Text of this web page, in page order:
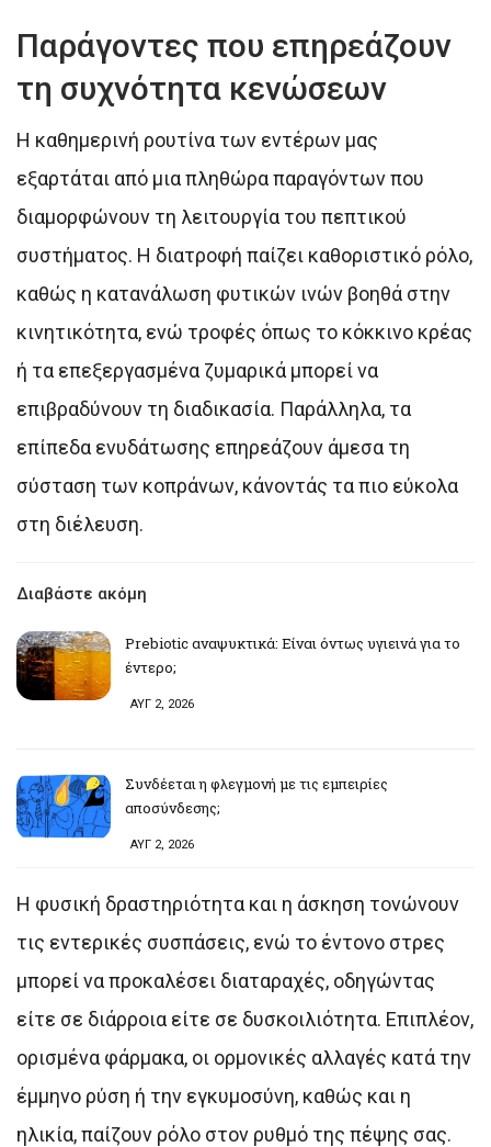
Παράγοντες που επηρεάζουν
τη συχνότητα κενώσεων
Η καθημερινή ρουτίνα των εντέρων μας
εξαρτάται από μια πληθώρα παραγόντων που
διαμορφώνουν τη λειτουργία του πεπτικού
συστήματος. Η διατροφή παίζει καθοριστικό ρόλο,
καθώς η κατανάλωση φυτικών ινών βοηθά στην
κινητικότητα, ενώ τροφές όπως το κόκκινο κρέας
ή τα επεξεργασμένα ζυμαρικά μπορεί να
επιβραδύνουν τη διαδικασία. Παράλληλα, τα
επίπεδα ενυδάτωσης επηρεάζουν άμεσα τη
σύσταση των κοπράνων, κάνοντάς τα πιο εύκολα
στη διέλευση.
Διαβάστε ακόμη
Prebiotic αναψυκτικά: Είναι όντως υγιεινά για το
έντερο;
ΑΥΓ 2, 2026
Συνδέεται η φλεγμονή με τις εμπειρίες
αποσύνδεσης;
ΑΥΓ 2, 2026
Η φυσική δραστηριότητα και η άσκηση τονώνουν
τις εντερικές συσπάσεις, ενώ το έντονο στρες
μπορεί να προκαλέσει διαταραχές, οδηγώντας
είτε σε διάρροια είτε σε δυσκοιλιότητα. Επιπλέον,
ορισμένα φάρμακα, οι ορμονικές αλλαγές κατά την
έμμηνο ρύση ή την εγκυμοσύνη, καθώς και η
ηλικία, παίζουν ρόλο στον ρυθμό της πέψης σας.